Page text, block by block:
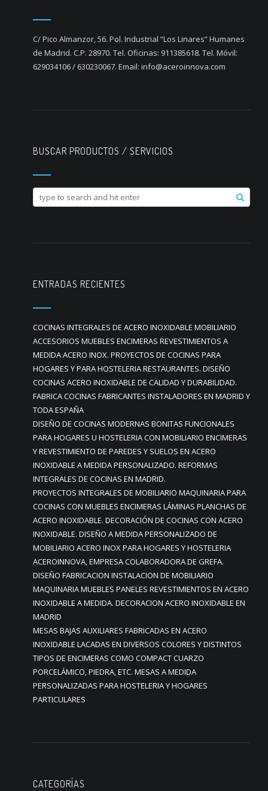
C/ Pico Almanzor, 56. Pol. Industrial “Los Linares” Humanes
de Madrid. C.P. 28970. Tel. Oficinas: 911385618. Tel. Móvil:
629034106 / 630230067. Email: info@aceroinnova.com
BUSCAR PRODUCTOS / SERVICIOS
ENTRADAS RECIENTES
COCINAS INTEGRALES DE ACERO INOXIDABLE MOBILIARIO
ACCESORIOS MUEBLES ENCIMERAS REVESTIMIENTOS A
MEDIDA ACERO INOX. PROYECTOS DE COCINAS PARA
HOGARES Y PARA HOSTELERIA RESTAURANTES. DISEÑO
COCINAS ACERO INOXIDABLE DE CALIDAD Y DURABILIDAD.
FABRICA COCINAS FABRICANTES INSTALADORES EN MADRID Y
TODA ESPAÑA
DISEÑO DE COCINAS MODERNAS BONITAS FUNCIONALES
PARA HOGARES U HOSTELERIA CON MOBILIARIO ENCIMERAS
Y REVESTIMIENTO DE PAREDES Y SUELOS EN ACERO
INOXIDABLE A MEDIDA PERSONALIZADO. REFORMAS
INTEGRALES DE COCINAS EN MADRID.
PROYECTOS INTEGRALES DE MOBILIARIO MAQUINARIA PARA
COCINAS CON MUEBLES ENCIMERAS LÁMINAS PLANCHAS DE
ACERO INOXIDABLE. DECORACIÓN DE COCINAS CON ACERO
INOXIDABLE. DISEÑO A MEDIDA PERSONALIZADO DE
MOBILIARIO ACERO INOX PARA HOGARES Y HOSTELERIA
ACEROINNOVA, EMPRESA COLABORADORA DE GREFA.
DISEÑO FABRICACION INSTALACION DE MOBILIARIO
MAQUINARIA MUEBLES PANELES REVESTIMIENTOS EN ACERO
INOXIDABLE A MEDIDA. DECORACION ACERO INOXIDABLE EN
MADRID
MESAS BAJAS AUXILIARES FABRICADAS EN ACERO
INOXIDABLE LACADAS EN DIVERSOS COLORES Y DISTINTOS
TIPOS DE ENCIMERAS COMO COMPACT CUARZO
PORCELÁMICO, PIEDRA, ETC. MESAS A MEDIDA
PERSONALIZADAS PARA HOSTELERIA Y HOGARES
PARTICULARES
CATEGORÍAS